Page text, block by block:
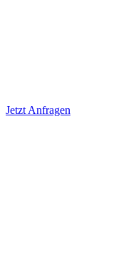
Jetzt Anfragen